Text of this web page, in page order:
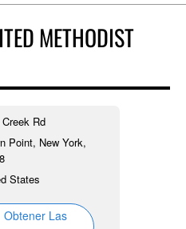
METHODIST
Creek Rd
Point, New York,
States
Obtener Las